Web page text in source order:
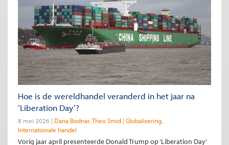
Hoe is de wereldhandel veranderd in het jaar na
‘Liberation Day’?
8 mei 2026 Dana Bodnar Theo Smid Globalisering
Internationale handel
Vorig jaar april presenteerde Donald Trump op ‘Liberation Day’